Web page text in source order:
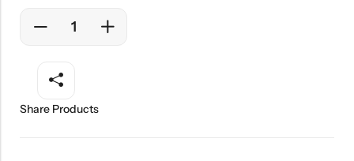
Share Products